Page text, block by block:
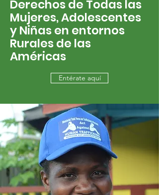
Derechos de Todas las
Mujeres, Adolescentes
y Niñas en entornos
Rurales de las
Américas
Entérate aquí